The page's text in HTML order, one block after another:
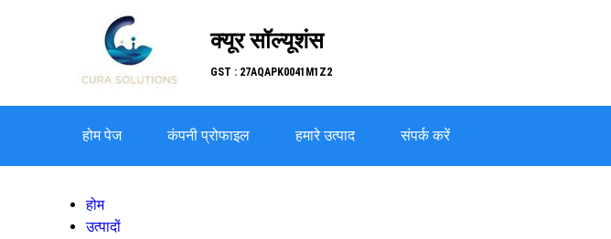
क्यूर सॉल्यूशंस
GST : 27AQAPK0041M1Z2
होम पेज कंपनी प्रोफाइल हमारे उत्पाद संपर्क करें
होम
उत्पादों